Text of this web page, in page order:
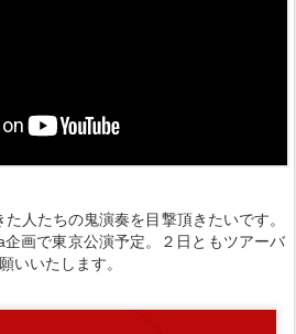
人たちの鬼演奏を目撃頂きたいです。
画で東京公演予定。２日ともツアーバ
いいたします。